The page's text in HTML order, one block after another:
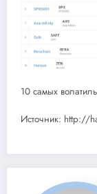
10 самых
Источник: http://